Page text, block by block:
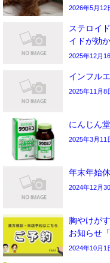
2026年5月12
ステロイ
イドが効
2025年12月
インフル
2025年11月8
にんじん
2025年3月11
年末年始
2024年12月
胸やけが
お知らせ
2024年10月1